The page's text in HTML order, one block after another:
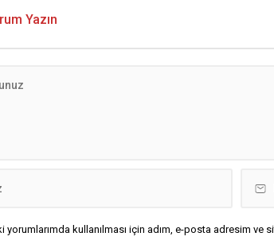
Yazın
yorumlarımda kullanılması için adım, e-posta adresim ve